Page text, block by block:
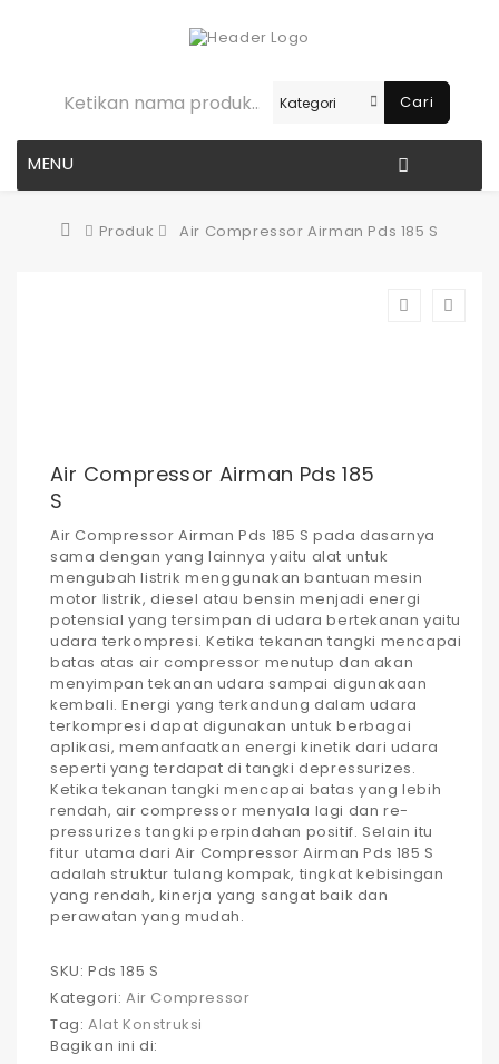
Cari
MENU
Produk Air Compressor Airman Pds 185 S
Air Compressor Airman Pds 185
S
Air Compressor Airman Pds 185 S pada dasarnya
sama dengan yang lainnya yaitu alat untuk
mengubah listrik menggunakan bantuan mesin
motor listrik, diesel atau bensin menjadi energi
potensial yang tersimpan di udara bertekanan yaitu
udara terkompresi. Ketika tekanan tangki mencapai
batas atas air compressor menutup dan akan
menyimpan tekanan udara sampai digunakaan
kembali. Energi yang terkandung dalam udara
terkompresi dapat digunakan untuk berbagai
aplikasi, memanfaatkan energi kinetik dari udara
seperti yang terdapat di tangki depressurizes.
Ketika tekanan tangki mencapai batas yang lebih
rendah, air compressor menyala lagi dan re-
pressurizes tangki perpindahan positif. Selain itu
fitur utama dari Air Compressor Airman Pds 185 S
adalah struktur tulang kompak, tingkat kebisingan
yang rendah, kinerja yang sangat baik dan
perawatan yang mudah.
SKU: Pds 185 S
Kategori: Air Compressor
Tag: Alat Konstruksi
Bagikan ini di: